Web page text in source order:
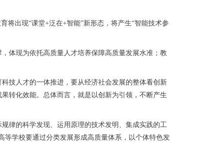
出现“课堂+泛在+智能”新形态，将产生“智能技术参
体现为依托高质量人才培养保障高质量发展水准；教
技人才的一体推进，要从经济社会发展的整体看创新
转化效能。总体而言，就是以创新为引领，不断产生
律的科学发现、运用原理的技术发明、集成实践的工
等学校要通过分类发展形成高质量体系，以个体特色发